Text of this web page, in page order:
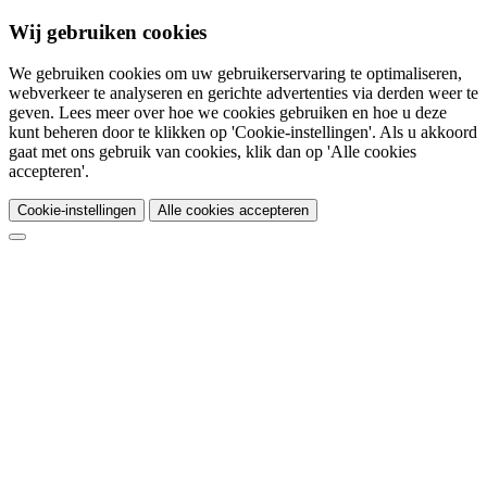
Wij gebruiken cookies
We gebruiken cookies om uw gebruikerservaring te optimaliseren,
webverkeer te analyseren en gerichte advertenties via derden weer te
geven. Lees meer over hoe we cookies gebruiken en hoe u deze
kunt beheren door te klikken op 'Cookie-instellingen'. Als u akkoord
gaat met ons gebruik van cookies, klik dan op 'Alle cookies
accepteren'.
Cookie-instellingen Alle cookies accepteren